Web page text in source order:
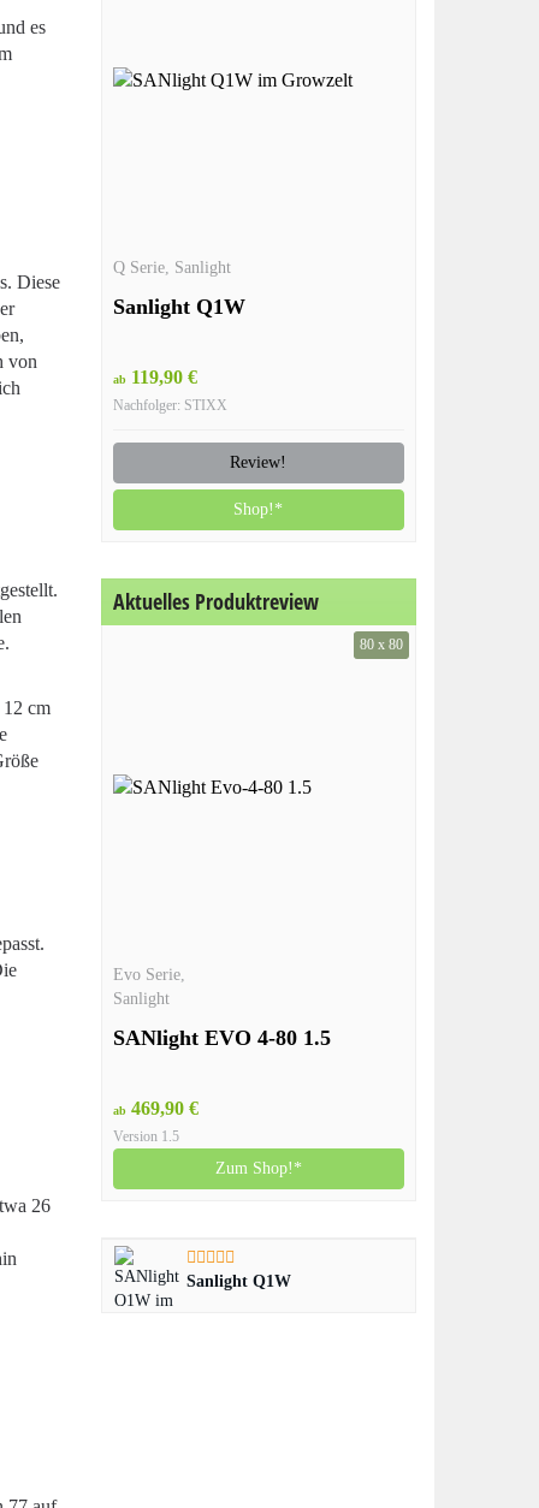
es
Diese
von
12 cm
26
Q Serie, Sanlight
Sanlight Q1W
ab119,90 €
Nachfolger: STIXX
Review!
Shop!*
Aktuelles Produktreview
80 x 80
Evo Serie,
Sanlight
SANlight EVO 4-80 1.5
ab469,90 €
Version 1.5
Zum Shop!*
Sanlight Q1W